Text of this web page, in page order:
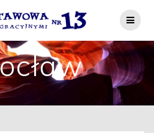
do
treści